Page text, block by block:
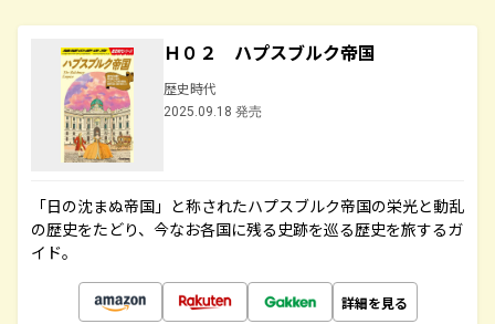
Ｈ０２ ハプスブルク帝国
歴史時代
2025.09.18 発売
「日の沈まぬ帝国」と称されたハプスブルク帝国の栄光と動乱
の歴史をたどり、今なお各国に残る史跡を巡る歴史を旅するガ
イド。
詳細を見る